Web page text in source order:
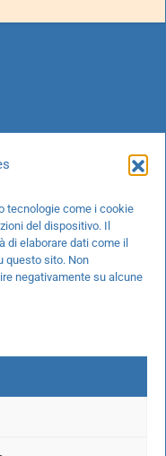
tecnologie come i cookie
del dispositivo. Il
di elaborare dati come il
questo sito. Non
negativamente su alcune